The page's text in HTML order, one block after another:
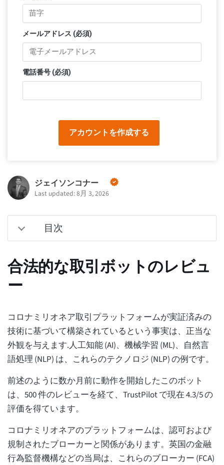
メールアドレス (必須)
電話番号 (必須)
アカウントを作成する
ジェイソンコナー
Last updated: 8月 3, 2026
目次
合法的な取引ボットのレビュ
ー
コロナミリオネア取引プラットフォームが実証済みの
技術に基づいて構築されているという事実は、正当な
外観を与えます.人工知能 (AI)、機械学習 (ML)、自然言
語処理 (NLP) は、これらのテクノロジ (NLP) の例です。
前述のように数か月前に動作を開始したこのボット
は、500 件のレビューを経て、TrustPilot で現在 4.3/5 の
評価を得ています。
コロナミリオネアのプラットフォームは、認可および
規制されたブローカーと関係があります。英国の金融
行為監督機構などの当局は、これらのブローカー (FCA)